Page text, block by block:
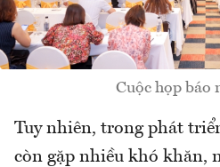
Cuộc họp báo
Tuy nhiên, trong phát
còn gặp nhiều khó khăn,